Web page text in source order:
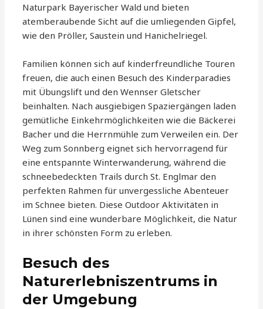
Naturpark Bayerischer Wald und bieten
atemberaubende Sicht auf die umliegenden Gipfel,
wie den Pröller, Saustein und Hanichelriegel.
Familien können sich auf kinderfreundliche Touren
freuen, die auch einen Besuch des Kinderparadies
mit Übungslift und den Wennser Gletscher
beinhalten. Nach ausgiebigen Spaziergängen laden
gemütliche Einkehrmöglichkeiten wie die Bäckerei
Bacher und die Herrnmühle zum Verweilen ein. Der
Weg zum Sonnberg eignet sich hervorragend für
eine entspannte Winterwanderung, während die
schneebedeckten Trails durch St. Englmar den
perfekten Rahmen für unvergessliche Abenteuer
im Schnee bieten. Diese Outdoor Aktivitäten in
Lünen sind eine wunderbare Möglichkeit, die Natur
in ihrer schönsten Form zu erleben.
Besuch des
Naturerlebniszentrums in
der Umgebung